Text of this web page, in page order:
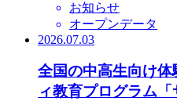
お知らせ
オープンデータ
2026.07.03
全国の中高生向け
ィ教育プログラム